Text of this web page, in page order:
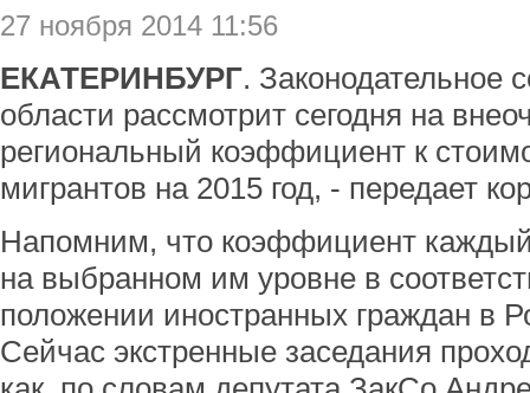
27 ноября 2014 11:56
ЕКАТЕРИНБУРГ. Законодательное
области рассмотрит сегодня на
региональный коэффициент к
мигрантов на 2015 год, - передает
Напомним, что коэффициент каждый
на выбранном им уровне в
положении иностранных граждан в
Сейчас экстренные заседания